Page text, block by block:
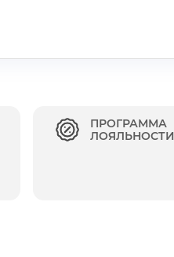
ПРОГРАММА
ЛОЯЛЬНОСТИ